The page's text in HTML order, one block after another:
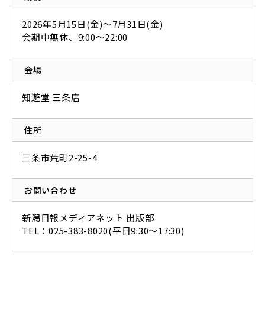
2026年5月15日(金)～7月31日(金)
会期中無休、9:00〜22:00
会場
知遊堂 三条店
住所
三条市荒町2-25-4
お問い合わせ
新潟日報メディアネット 出版部
TEL：025-383-8020(平日9:30～17:30)